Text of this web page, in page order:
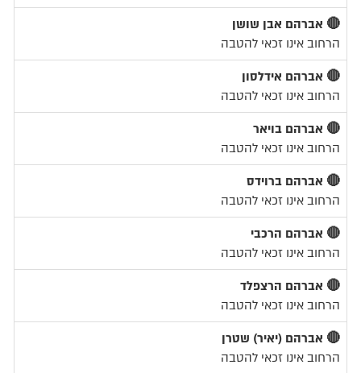
🔴 אברהם אבן שושן
הרחוב אינו זכאי להטבה
🔴 אברהם אידלסון
הרחוב אינו זכאי להטבה
🔴 אברהם בויאר
הרחוב אינו זכאי להטבה
🔴 אברהם ברוידס
הרחוב אינו זכאי להטבה
🔴 אברהם הרכבי
הרחוב אינו זכאי להטבה
🔴 אברהם הרצפלד
הרחוב אינו זכאי להטבה
🔴 אברהם (יאיר) שטרן
הרחוב אינו זכאי להטבה